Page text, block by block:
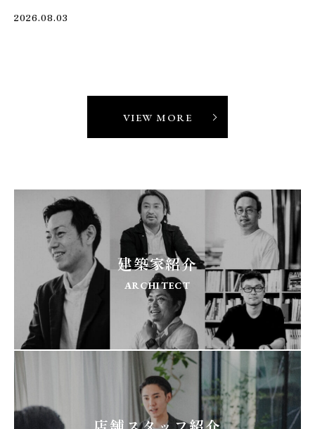
感じる庭と建物の間取り計画
VIEW MORE
建築家紹介
ARCHITECT